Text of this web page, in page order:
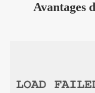
Avantages